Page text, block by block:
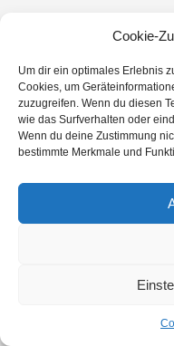
Cookie-
Um dir ein optimales Erlebnis
Cookies, um
zuzugreifen. Wenn du diesen
wie das Surfverhalten oder
Wenn du deine Zustimmung
bestimmte Merkmale und